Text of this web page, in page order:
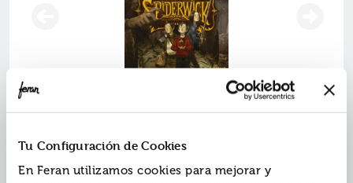
Tu Configuración de Cookies
En Feran utilizamos cookies para mejorar y
Las crónicas de spiderwick vol. 5
Ref.ZUK-7854713
ISBN:9788417854713